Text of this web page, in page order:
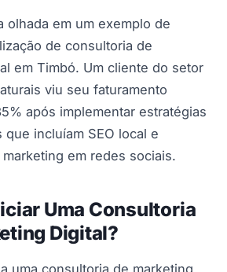
olhada em um exemplo de
de consultoria de
em Timbó. Um cliente do setor
viu seu faturamento
após implementar estratégias
que incluíam SEO local e
em redes sociais.
Uma Consultoria
Digital?
uma consultoria de marketing